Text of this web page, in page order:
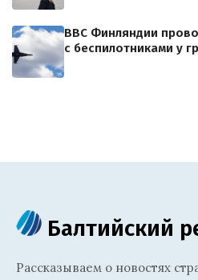
ВВС Финляндии
с беспилотниками у
Балтийский
Рассказываем о новостях